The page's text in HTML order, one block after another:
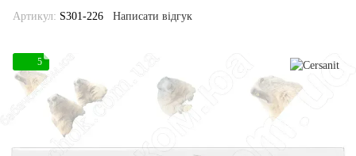
Артикул: S301-226 Написати відгук
5